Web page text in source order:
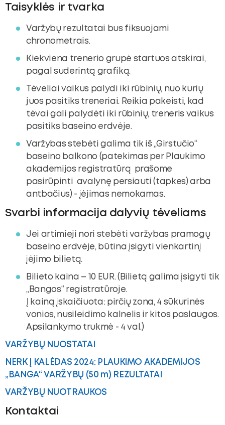
Taisyklės ir tvarka
Varžybų rezultatai bus fiksuojami
chronometrais.
Kiekviena trenerio grupė startuos atskirai,
pagal suderintą grafiką.
Tėveliai vaikus palydi iki rūbinių, nuo kurių
juos pasitiks treneriai. Reikia pakeisti, kad
tėvai gali palydėti iki rūbinių, treneris vaikus
pasitiks baseino erdvėje.
Varžybas stebėti galima tik iš „Girstučio“
baseino balkono (patekimas per Plaukimo
akademijos registratūrą prašome
pasirūpinti avalynę persiauti (tapkes) arba
antbačius) - įėjimas nemokamas.
Svarbi informacija dalyvių tėveliams
Jei artimieji nori stebėti varžybas pramogų
baseino erdvėje, būtina įsigyti vienkartinį
įėjimo bilietą.
Bilieto kaina – 10 EUR. (Bilietą galima įsigyti tik
„Bangos“ registratūroje.
Į kainą įskaičiuota: pirčių zona, 4 sūkurinės
vonios, nusileidimo kalnelis ir kitos paslaugos.
Apsilankymo trukmė - 4 val.)
VARŽYBŲ NUOSTATAI
NERK Į KALĖDAS 2024: PLAUKIMO AKADEMIJOS
„BANGA“ VARŽYBŲ (50 m) REZULTATAI
VARŽYBŲ NUOTRAUKOS
Kontaktai